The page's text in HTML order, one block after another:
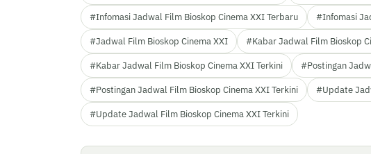
#Infomasi Jadwal Film Bioskop Cinema XXI Terbaru #Infomasi
#Jadwal Film Bioskop Cinema XXI #Kabar Jadwal Film Bioskop
#Kabar Jadwal Film Bioskop Cinema XXI Terkini #Postingan
#Postingan Jadwal Film Bioskop Cinema XXI Terkini #Update
#Update Jadwal Film Bioskop Cinema XXI Terkini